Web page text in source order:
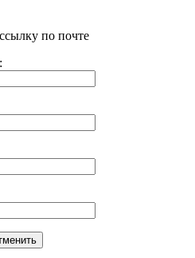
по почте